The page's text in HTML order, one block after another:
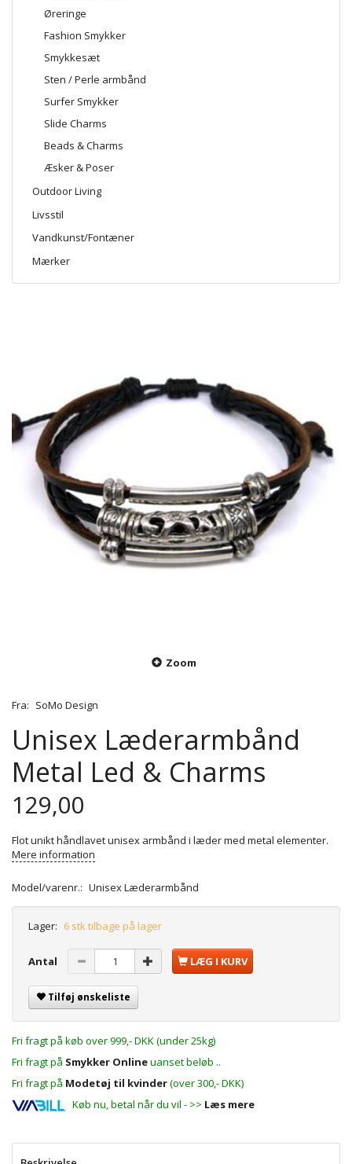
Øreringe
Fashion Smykker
Smykkesæt
Sten / Perle armbånd
Surfer Smykker
Slide Charms
Beads & Charms
Æsker & Poser
Outdoor Living
Livsstil
Vandkunst/Fontæner
Mærker
Zoom
Fra: SoMo Design
Unisex Læderarmbånd
Metal Led & Charms
129,00
Flot unikt håndlavet unisex armbånd i læder med metal elementer.
Mere information
Model/varenr.: Unisex Læderarmbånd
Lager: 6 stk tilbage på lager
Antal LÆG I KURV
Tilføj ønskeliste
Fri fragt på køb over 999,- DKK (under 25kg)
Fri fragt på Smykker Onlineuanset beløb ..
Fri fragt på Modetøj til kvinder(over 300,- DKK)
Køb nu, betal når du vil - >> Læs mere